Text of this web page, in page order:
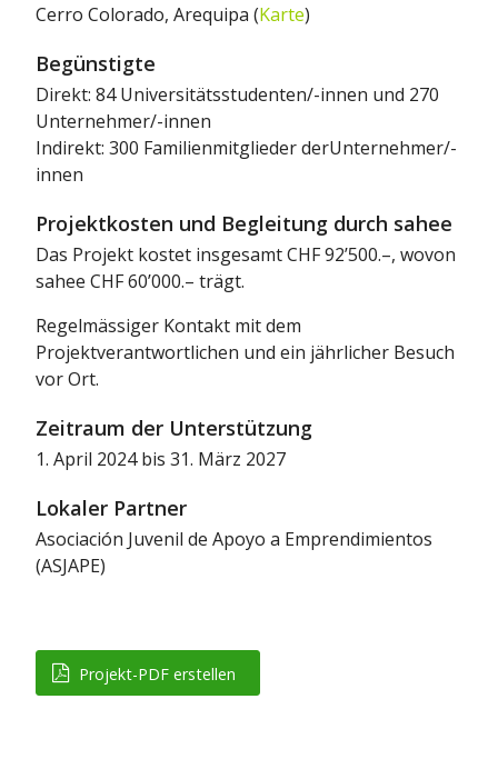
Cerro Colorado, Arequipa (Karte)
Begünstigte
Direkt: 84 Universitätsstudenten/-innen und 270
Unternehmer/-innen
Indirekt: 300 Familienmitglieder derUnternehmer/-
innen
Projektkosten und Begleitung durch sahee
Das Projekt kostet insgesamt CHF 92’500.–, wovon
sahee CHF 60’000.– trägt.
Regelmässiger Kontakt mit dem
Projektverantwortlichen und ein jährlicher Besuch
vor Ort.
Zeitraum der Unterstützung
1. April 2024 bis 31. März 2027
Lokaler Partner
Asociación Juvenil de Apoyo a Emprendimientos
(ASJAPE)
Projekt-PDF erstellen